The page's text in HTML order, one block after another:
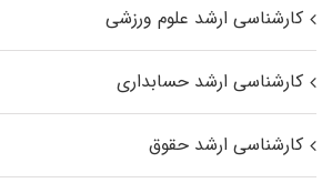
کارشناسی ارشد علوم ورزشی
کارشناسی ارشد حسابداری
کارشناسی ارشد حقوق